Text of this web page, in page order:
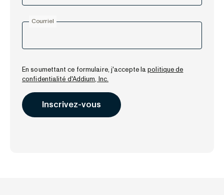
Courriel
En soumettant ce formulaire, j'accepte lapolitique de
confidentialité d'Addium, Inc.